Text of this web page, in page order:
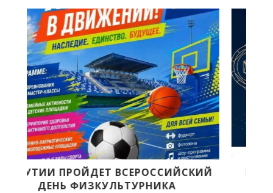
ПРОДОЛЖАЕТСЯ ПРИЕМ ЗАЯВОК НА
СОИСКАНИЕ VII ВСЕРОССИЙСКОЙ...